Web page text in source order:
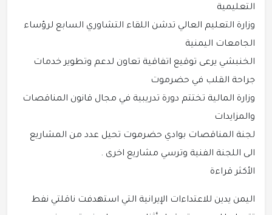
التعليمية
وزارة التعليم العالي تدشن اللقاء التشاوري السابع لرؤساء
الجامعات اليمنية
الخنبشي يرعى توقيع اتفاقية تعاون لدعم وتطوير خدمات
جراحة القلب في حضرموت
وزارة المالية تختتم دورة تدريبية في مجال قانون المناقصات
والمزايدات
لجنة المناقصات بوادي حضرموت تحيل عدد من المشاريع
الى اللجنة الفنية وترسي مشاريع اخرى .
الأكثر قراءة
اليمن يدين للاعتداءات الإيرانية التي استهدفت ناقلتي نفط